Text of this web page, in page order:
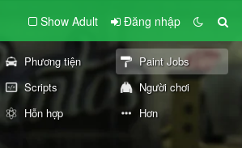
Show Adult Đăng nhập
Phương tiện
Paint Jobs
Scripts
Người chơi
Hỗn hợp Hơn